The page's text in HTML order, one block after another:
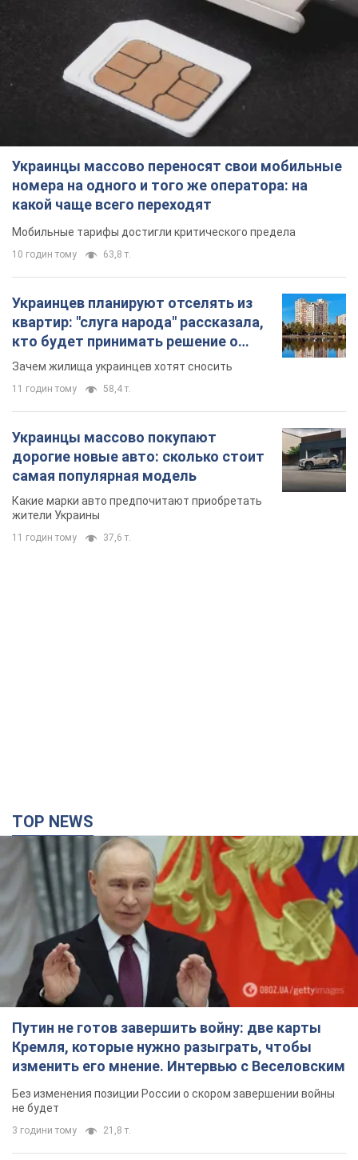
Украинцы массово переносят свои мобильные
номера на одного и того же оператора: на
какой чаще всего переходят
Мобильные тарифы достигли критического предела
10 годин тому 63,8 т.
Украинцев планируют отселять из
квартир: "слуга народа" рассказала,
кто будет принимать решение о
сносе домов
Зачем жилища украинцев хотят сносить
11 годин тому 58,4 т.
Украинцы массово покупают
дорогие новые авто: сколько стоит
самая популярная модель
Какие марки авто предпочитают приобретать
жители Украины
11 годин тому 37,6 т.
TOP NEWS
Путин не готов завершить войну: две карты
Кремля, которые нужно разыграть, чтобы
изменить его мнение. Интервью с Веселовским
Без изменения позиции России о скором завершении войны
не будет
3 години тому 21,8 т.